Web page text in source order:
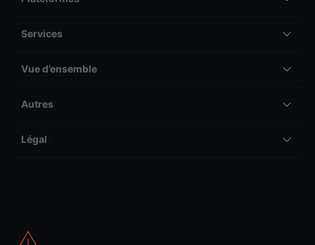
Services
Vue d’ensemble
Autres
Légal